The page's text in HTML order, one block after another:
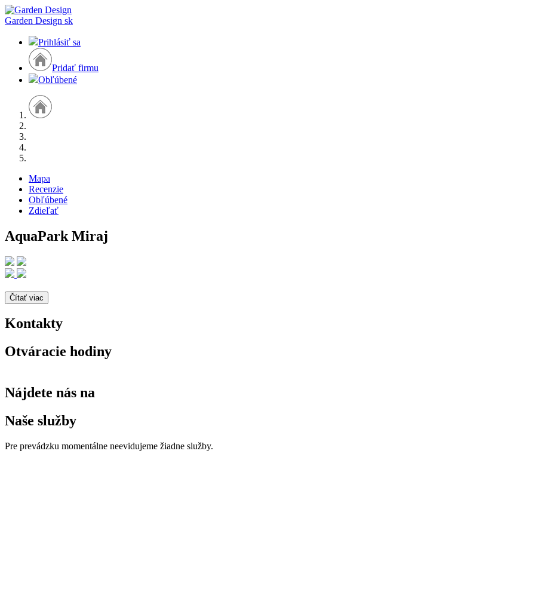
Garden Design sk
Prihlásiť sa
Pridať firmu
Obľúbené
Mapa
Recenzie
Obľúbené
Zdieľať
AquaPark Miraj
Čítať viac
Kontakty
Otváracie hodiny
Nájdete nás na
Naše služby
Pre prevádzku momentálne neevidujeme žiadne služby.